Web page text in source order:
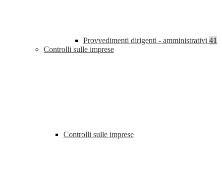
Provvedimenti dirigenti - amministrativi 41
Controlli sulle imprese
Controlli sulle imprese